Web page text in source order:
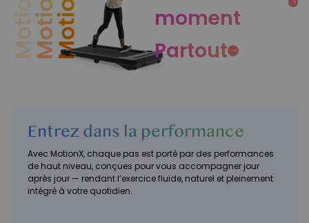
moment
Partout
Entrez dans la performance
Avec MotionX, chaque pas est porté par des performances
de haut niveau, conçues pour vous accompagner jour
après jour — rendant l’exercice fluide, naturel et pleinement
intégré à votre quotidien.